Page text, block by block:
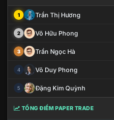
1 Trần Thị Hương
2 Võ Hữu Phong
3 Trần Ngọc Hà
4 Võ Duy Phong
5 Đặng Kim Quỳnh
TỔNG ĐIỂM PAPER TRADE